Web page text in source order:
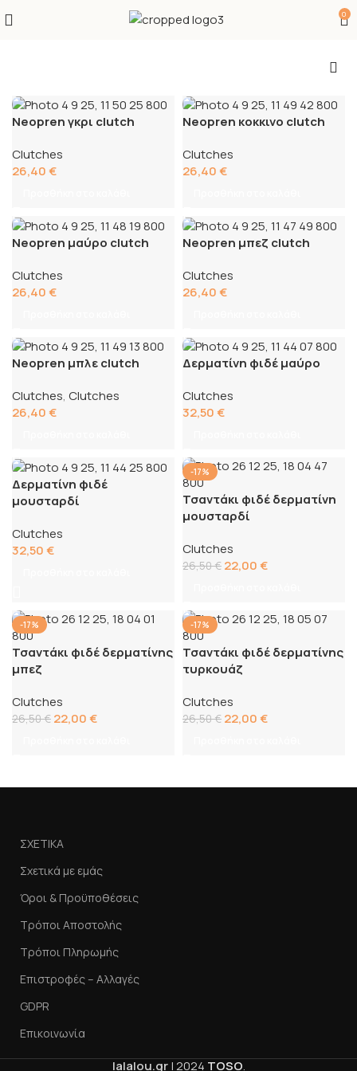
0
Neopren γκρι clutch
Clutches
26,40€
Neopren κοκκινο clutch
Clutches
26,40€
Neopren μαύρο clutch
Clutches
26,40€
Neopren μπεζ clutch
Clutches
26,40€
Neopren μπλε clutch
Clutches, Clutches
26,40€
Δερματίνη φιδέ μαύρο
Clutches
32,50€
Δερματίνη φιδέ
μουσταρδί
Clutches
32,50€
-17%
Τσαντάκι φιδέ δερματίνη
μουσταρδί
Clutches
26,50€ 22,00€
-17%
Τσαντάκι φιδέ δερματίνης
μπεζ
Clutches
26,50€ 22,00€
-17%
Τσαντάκι φιδέ δερματίνης
τυρκουάζ
Clutches
26,50€ 22,00€
ΣΧΕΤΙΚΑ
Σχετικά με εμάς
Όροι & Προϋποθέσεις
Τρόποι Αποστολής
Τρόποι Πληρωμής
Επιστροφές – Αλλαγές
GDPR
Επικοινωνία
lalalou.gr|2024 TOSO.